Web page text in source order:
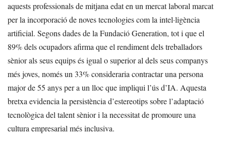
aquests professionals de mitjana edat en un mercat laboral marcat
per la incorporació de noves tecnologies com la intel·ligència
artificial. Segons dades de la Fundació Generation, tot i que el
89% dels ocupadors afirma que el rendiment dels treballadors
sènior als seus equips és igual o superior al dels seus companys
més joves, només un 33% consideraria contractar una persona
major de 55 anys per a un lloc que impliqui l’ús d’IA. Aquesta
bretxa evidencia la persistència d’estereotips sobre l’adaptació
tecnològica del talent sènior i la necessitat de promoure una
cultura empresarial més inclusiva.